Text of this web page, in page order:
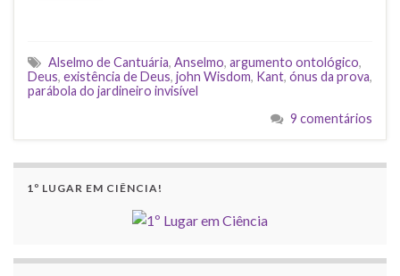
Alselmo de Cantuária, Anselmo, argumento ontológico,
Deus, existência de Deus, john Wisdom, Kant, ónus da prova,
parábola do jardineiro invisível
9 comentários
1º LUGAR EM CIÊNCIA!